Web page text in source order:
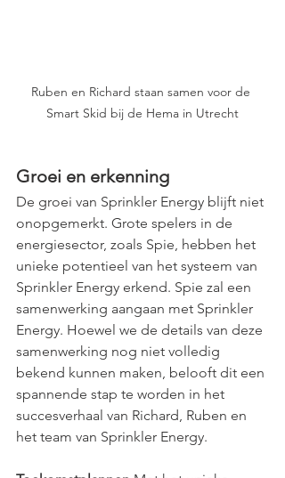
Ruben en Richard staan samen voor de
Smart Skid bij de Hema in Utrecht
Groei en erkenning
De groei van Sprinkler Energy blijft niet
onopgemerkt. Grote spelers in de
energiesector, zoals Spie, hebben het
unieke potentieel van het systeem van
Sprinkler Energy erkend. Spie zal een
samenwerking aangaan met Sprinkler
Energy. Hoewel we de details van deze
samenwerking nog niet volledig
bekend kunnen maken, belooft dit een
spannende stap te worden in het
succesverhaal van Richard, Ruben en
het team van Sprinkler Energy.